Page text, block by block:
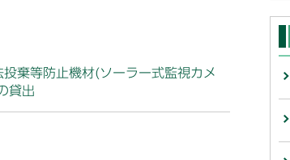
投棄等防止機材(ソーラー式監視カメ
貸出